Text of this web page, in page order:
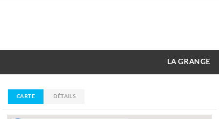
LA GRANGE
CARTE DÉTAILS